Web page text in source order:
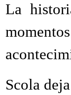
La
Scola